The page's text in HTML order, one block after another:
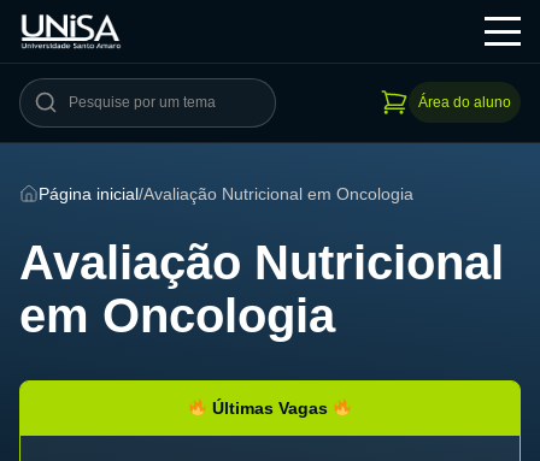
Área do aluno
Página inicial/Avaliação Nutricional em Oncologia
Avaliação Nutricional
em Oncologia
Últimas Vagas